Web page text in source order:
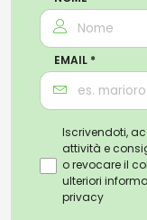
EMAIL *
Iscrivendoti,
attività e
o revocare il
ulteriori
privacy